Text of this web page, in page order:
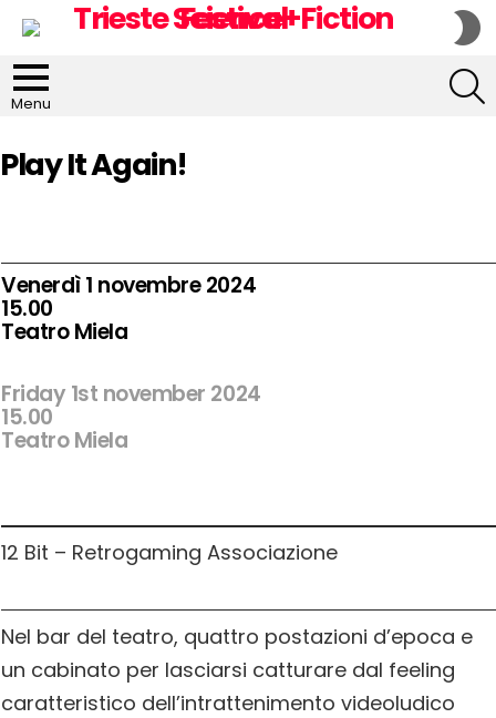
Menu
Play It Again!
Venerdì 1 novembre 2024
15.00
Teatro Miela
Friday 1st november 2024
15.00
Teatro Miela
12 Bit – Retrogaming Associazione
Nel bar del teatro, quattro postazioni d’epoca e
un cabinato per lasciarsi catturare dal feeling
caratteristico dell’intrattenimento videoludico